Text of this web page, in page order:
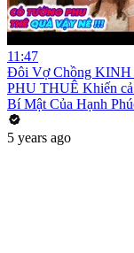
11:47
Đôi Vợ Chồng
PHU THUÊ Khiến
Bí Mật Của Hạnh
5 years ago